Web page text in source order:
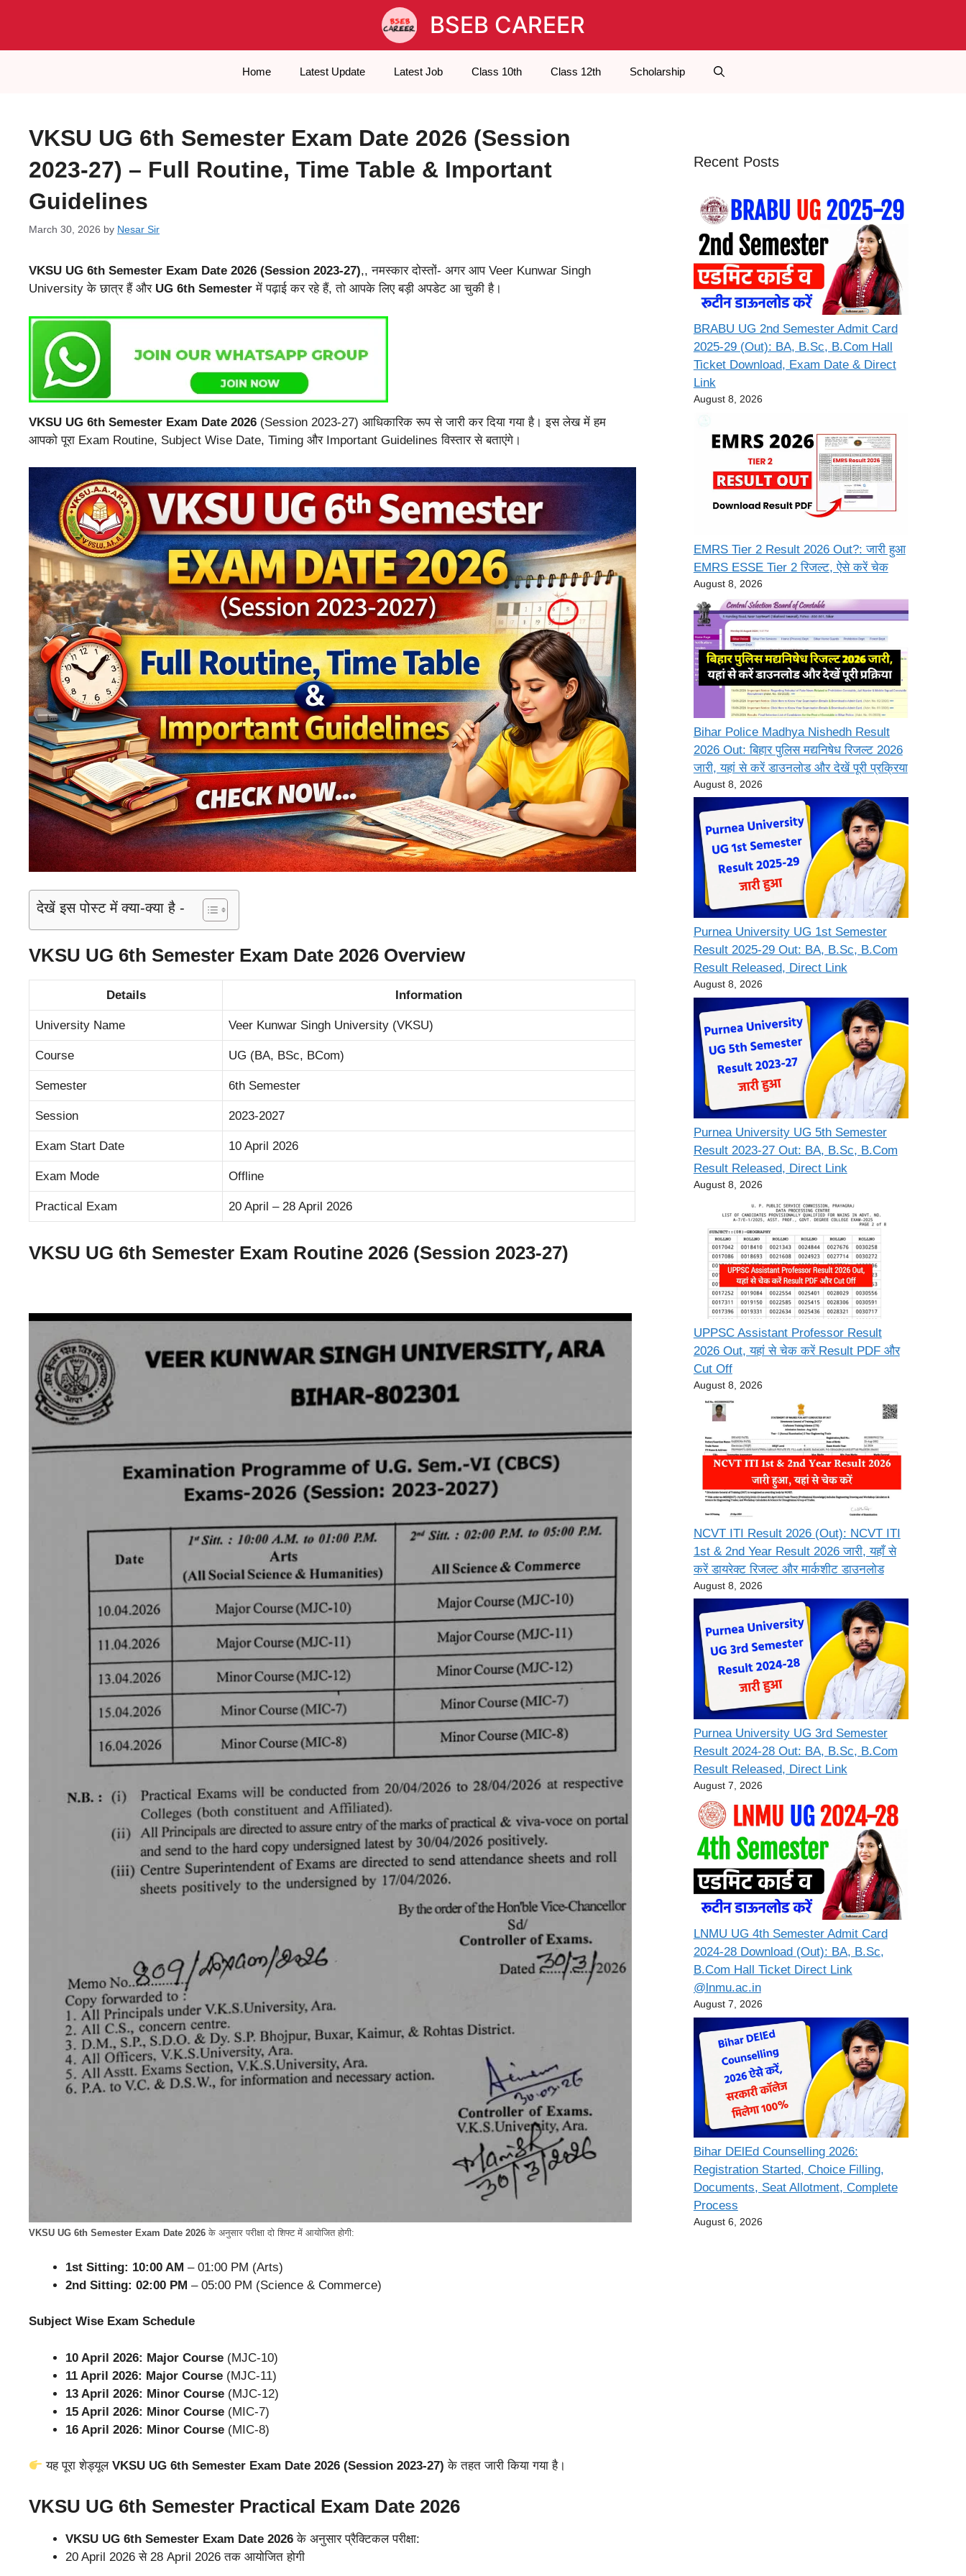
BSEB CAREER
Home Latest Update Latest Job Class 10th Class 12th Scholarship
VKSU UG 6th Semester Exam Date 2026 (Session
2023-27) – Full Routine, Time Table & Important
Guidelines
March 30, 2026 by Nesar Sir
VKSU UG 6th Semester Exam Date 2026 (Session 2023-27),, नमस्कार दोस्तों- अगर आप Veer Kunwar Singh
University के छात्र हैं और UG 6th Semester में पढ़ाई कर रहे हैं, तो आपके लिए बड़ी अपडेट आ चुकी है।
VKSU UG 6th Semester Exam Date 2026 (Session 2023-27) आधिकारिक रूप से जारी कर दिया गया है। इस लेख में हम
आपको पूरा Exam Routine, Subject Wise Date, Timing और Important Guidelines विस्तार से बताएंगे।
देखें इस पोस्ट में क्या-क्या है -
VKSU UG 6th Semester Exam Date 2026 Overview
Details Information
University Name Veer Kunwar Singh University (VKSU)
Course UG (BA, BSc, BCom)
Semester 6th Semester
Session 2023-2027
Exam Start Date 10 April 2026
Exam Mode Offline
Practical Exam 20 April – 28 April 2026
VKSU UG 6th Semester Exam Routine 2026 (Session 2023-27)
VKSU UG 6th Semester Exam Date 2026 के अनुसार परीक्षा दो शिफ्ट में आयोजित होगी:
1st Sitting: 10:00 AM – 01:00 PM (Arts)
2nd Sitting: 02:00 PM – 05:00 PM (Science & Commerce)
Subject Wise Exam Schedule
10 April 2026: Major Course (MJC-10)
11 April 2026: Major Course (MJC-11)
13 April 2026: Minor Course (MJC-12)
15 April 2026: Minor Course (MIC-7)
16 April 2026: Minor Course (MIC-8)
यह पूरा शेड्यूलVKSU UG 6th Semester Exam Date 2026 (Session 2023-27) के तहत जारी किया गया है।
VKSU UG 6th Semester Practical Exam Date 2026
VKSU UG 6th Semester Exam Date 2026 के अनुसार प्रैक्टिकल परीक्षा:
20 April 2026 से 28 April 2026 तक आयोजित होगी
Recent Posts
BRABU UG 2nd Semester Admit Card
2025-29 (Out): BA, B.Sc, B.Com Hall
Ticket Download, Exam Date & Direct
Link
August 8, 2026
EMRS Tier 2 Result 2026 Out?: जारी हुआ
EMRS ESSE Tier 2 रिजल्ट, ऐसे करें चेक
August 8, 2026
Bihar Police Madhya Nishedh Result
2026 Out: बिहार पुलिस मद्यनिषेध रिजल्ट 2026
जारी, यहां से करें डाउनलोड और देखें पूरी प्रक्रिया
August 8, 2026
Purnea University UG 1st Semester
Result 2025-29 Out: BA, B.Sc, B.Com
Result Released, Direct Link
August 8, 2026
Purnea University UG 5th Semester
Result 2023-27 Out: BA, B.Sc, B.Com
Result Released, Direct Link
August 8, 2026
UPPSC Assistant Professor Result
2026 Out, यहां से चेक करें Result PDF और
Cut Off
August 8, 2026
NCVT ITI Result 2026 (Out): NCVT ITI
1st & 2nd Year Result 2026 जारी, यहाँ से
करें डायरेक्ट रिजल्ट और मार्कशीट डाउनलोड
August 8, 2026
Purnea University UG 3rd Semester
Result 2024-28 Out: BA, B.Sc, B.Com
Result Released, Direct Link
August 7, 2026
LNMU UG 4th Semester Admit Card
2024-28 Download (Out): BA, B.Sc,
B.Com Hall Ticket Direct Link
@lnmu.ac.in
August 7, 2026
Bihar DElEd Counselling 2026:
Registration Started, Choice Filling,
Documents, Seat Allotment, Complete
Process
August 6, 2026